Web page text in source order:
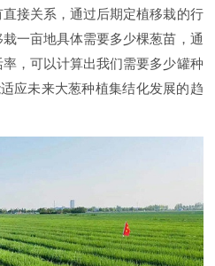
接关系，通过后期定植移栽的行
一亩地具体需要多少棵葱苗，通
，可以计算出我们需要多少罐种
应未来大葱种植集结化发展的趋